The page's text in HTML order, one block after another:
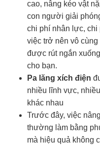
cao, nâng kéo vật
con người giải
chi phí nhân lực, chi
việc trở nên vô
được rút ngắn
cho bạn.
Pa lăng xích điện
nhiều lĩnh vực,
khác nhau
Trước đây, việc
thường làm bằng
mà hiệu quả không